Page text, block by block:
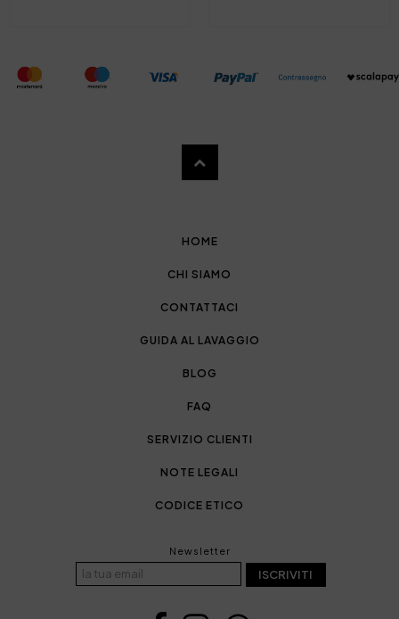
HOME
CHI SIAMO
CONTATTACI
GUIDA AL LAVAGGIO
BLOG
FAQ
SERVIZIO CLIENTI
NOTE LEGALI
CODICE ETICO
Newsletter
ISCRIVITI